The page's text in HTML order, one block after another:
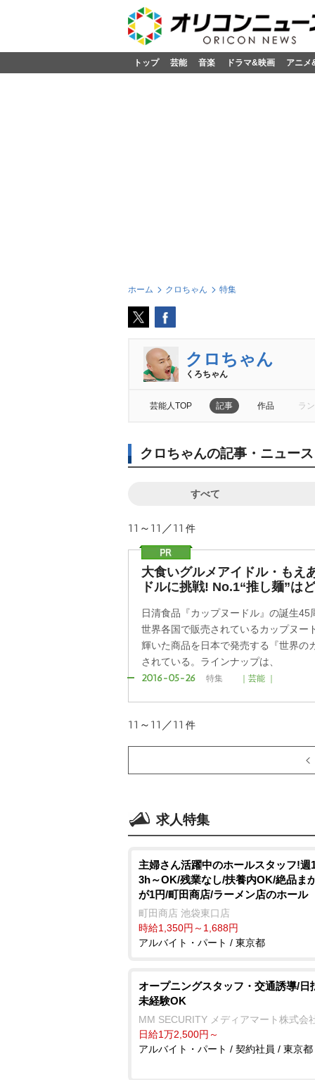
トップ 芸能 音楽 ドラマ&映画 アニメ
ホーム クロちゃん 特集
クロちゃん
くろちゃん
芸能人TOP 記事 作品 ラ
クロちゃんの記事・ニュー
すべて
11～11／11 件
大食いグルメアイドル・もえ
ドルに挑戦! No.1“推し麺”は
日清食品『カップヌードル』の誕生
世界各国で販売されているカップヌー
輝いた商品を日本で発売する『世界の
されている。ラインナップは、
2016-05-26 特集 ｜芸能 ｜
11～11／11 件
求人特集
主婦さん活躍中のホールスタッフ!週
3h～OK/残業なし/扶養内OK/絶品ま
が1円/町田商店/ラーメン店のホール
町田商店 池袋東口店
時給1,350円～1,688円
アルバイト・パート / 東京都
オープニングスタッフ・交通誘導/日
未経験OK
MM SECURITY メディアマート株式会
日給1万2,500円～
アルバイト・パート / 契約社員 / 東京都